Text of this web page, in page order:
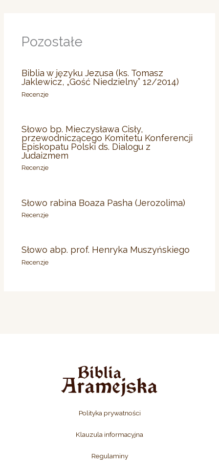
Pozostałe
Biblia w języku Jezusa (ks. Tomasz
Jaklewicz, „Gość Niedzielny” 12/2014)
Recenzje
Słowo bp. Mieczysława Cisły,
przewodniczącego Komitetu Konferencji
Episkopatu Polski ds. Dialogu z
Judaizmem
Recenzje
Słowo rabina Boaza Pasha (Jerozolima)
Recenzje
Słowo abp. prof. Henryka Muszyńskiego
Recenzje
Polityka prywatności
Klauzula informacyjna
Regulaminy